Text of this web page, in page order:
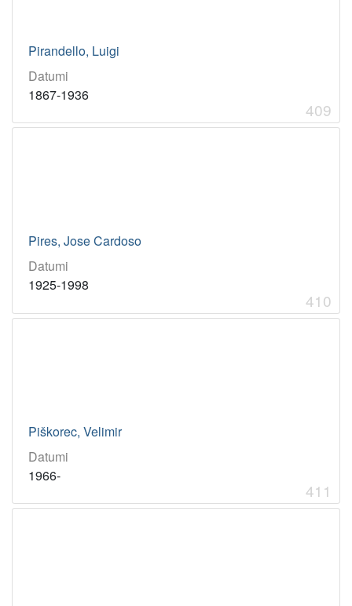
Pirandello, Luigi
Datumi
1867-1936
409
Pires, Jose Cardoso
Datumi
1925-1998
410
Piškorec, Velimir
Datumi
1966-
411